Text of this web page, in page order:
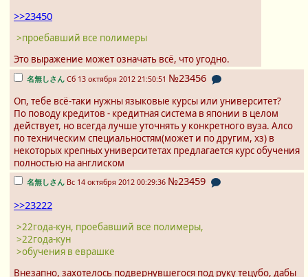
>>23450
>проебавший все полимеры
Это выражение может означать всё, что угодно.
名無しさん Сб 13 октября 2012 21:50:51 №23456
Оп, тебе всё-таки нужны языковые курсы или университет?
По поводу кредитов - кредитная система в японии в целом
действует, но всегда лучше уточнять у конкретного вуза. Алсо
по техническим специальностям(может и по другим, хз) в
некоторых крепных университетах предлагается курс обучения
полностью на англиском
名無しさん Вс 14 октября 2012 00:29:36 №23459
>>23222
>22года-кун, проебавший все полимеры,
>22года-кун
>обучения в eвpaшкe
Внезапно, захотелось подвернувшегося под руку тецубо, дабы